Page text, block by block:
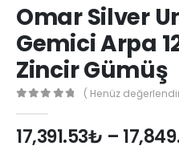
Omar Silver
Gemici Arpa
Zincir Gümüş
( Henüz
17,391.53₺ –